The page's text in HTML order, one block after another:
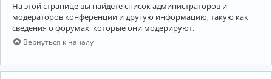
На этой странице вы найдёте список администраторов и
модераторов конференции и другую информацию, такую как
сведения о форумах, которые они модерируют.
Вернуться к началу